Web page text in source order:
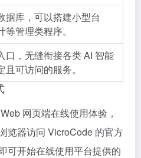
据库，可以搭建小型台
管理类程序。
口，无缝衔接各类 AI 智能
可访问的服务。
网页端在线使用体验，
览器访问 VicroCode 的官方
可开始在线使用平台提供的